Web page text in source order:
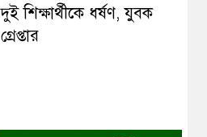
দুই শিক্ষার্থীকে ধর্ষণ, যুবক
গ্রেপ্তার